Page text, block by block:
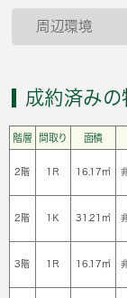
周辺環境
成約済み
階層 間取り 面積
2階 1Ｒ 16.17㎡
2階 1Ｋ 31.21㎡
3階 1Ｒ 16.17㎡